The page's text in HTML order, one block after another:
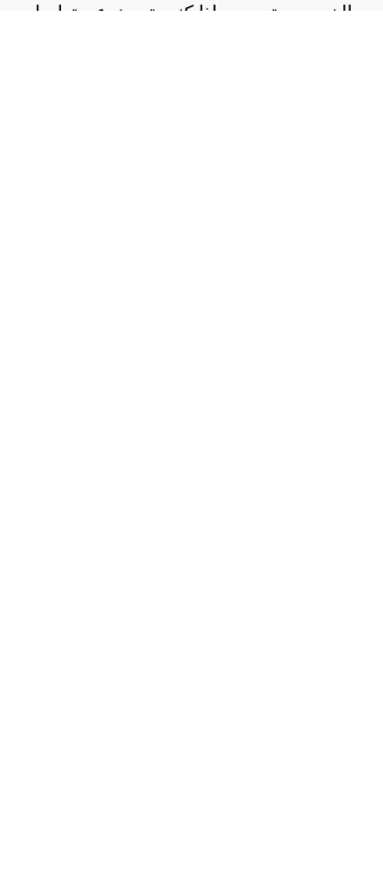
والخصوصية. جربه إذا كنت تبحث عن تواصل